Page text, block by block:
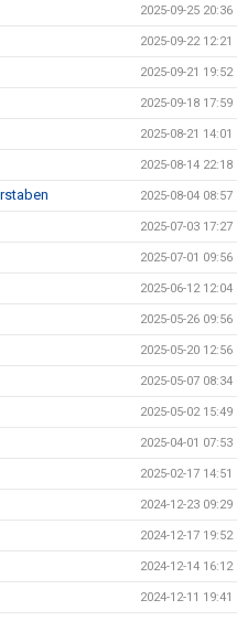
2025-09-25 20:36
2025-09-22 12:21
2025-09-21 19:52
2025-09-18 17:59
2025-08-21 14:01
2025-08-14 22:18
2025-08-04 08:57
2025-07-03 17:27
2025-07-01 09:56
2025-06-12 12:04
2025-05-26 09:56
2025-05-20 12:56
2025-05-07 08:34
2025-05-02 15:49
2025-04-01 07:53
2025-02-17 14:51
2024-12-23 09:29
2024-12-17 19:52
2024-12-14 16:12
2024-12-11 19:41